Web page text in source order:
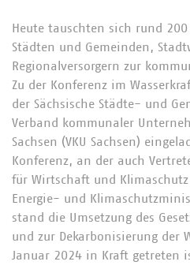
Heute tauschten sich rund 200
Städten und Gemeinden,
Regionalversorgern zur
Zu der Konferenz im
der Sächsische Städte- und
Verband kommunaler
Sachsen (VKU Sachsen)
Konferenz, an der auch
für Wirtschaft und Klimaschutz
Energie- und
stand die Umsetzung des
und zur Dekarbonisierung der
Januar 2024 in Kraft getreten